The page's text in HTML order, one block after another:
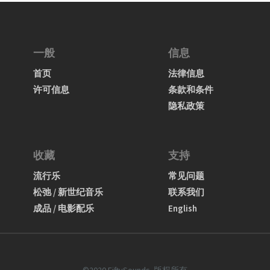
一般
首页
许可信息
信息
法律信息
条款和条件
隐私政策
收藏
流行乐
松弛 / 新世纪音乐
成品 / 电影配乐
支持
常见问题
联系我们
English